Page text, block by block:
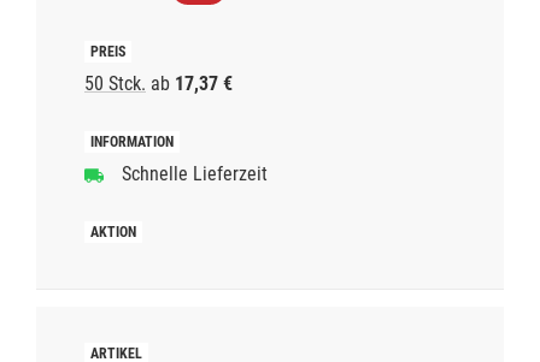
50 Stck. ab 17,37 €
Schnelle Lieferzeit